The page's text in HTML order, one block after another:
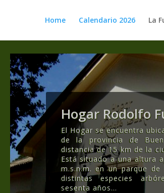
Home Calendario 2026 La
Hogar Rodolfo
El Hogar se encuentra
de la provincia de
distancia de 15 km de la
Está situado a una altura
m.s.n.m. en un parque
distintas especies
sesenta años...